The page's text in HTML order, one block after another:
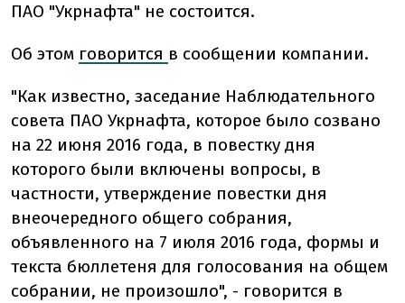
ПАО "Укрнафта" не состоится.
Об этом говорится в сообщении компании.
"Как известно, заседание Наблюдательного
совета ПАО Укрнафта, которое было созвано
на 22 июня 2016 года, в повестку дня
которого были включены вопросы, в
частности, утверждение повестки дня
внеочередного общего собрания,
объявленного на 7 июля 2016 года, формы и
текста бюллетеня для голосования на общем
собрании, не произошло", - говорится в